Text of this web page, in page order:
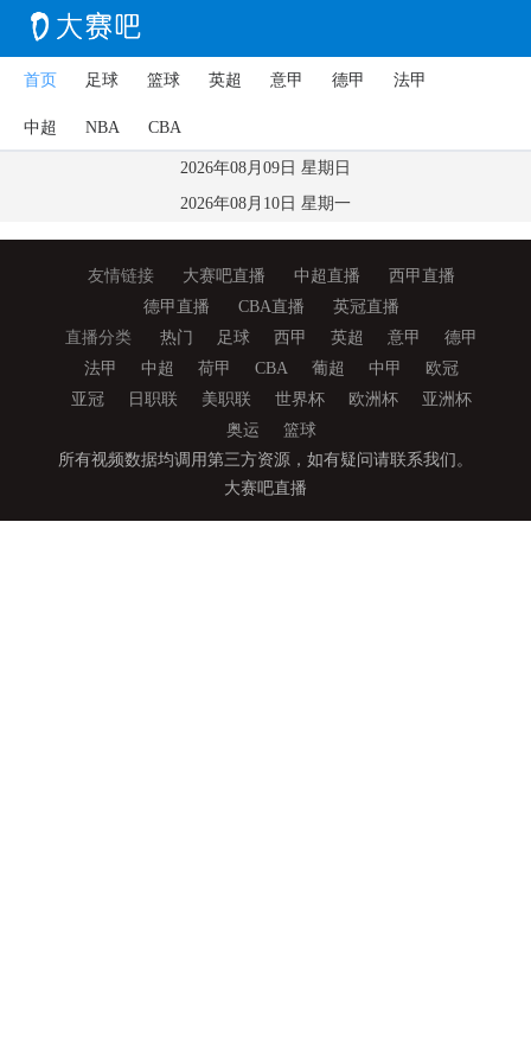
首页 足球 篮球 英超 意甲 德甲 法甲
中超 NBA CBA
2026年08月09日 星期日
2026年08月10日 星期一
友情链接 大赛吧直播 中超直播
西甲直播
德甲直播
CBA直播
英冠直播
直播分类
热门 足球 西甲 英超 意甲
德甲
法甲
中超 荷甲 CBA 葡超 中甲
欧冠
亚冠
日职联 美职联 世界杯 欧洲杯
亚洲杯
奥运
篮球
所有视频数据均调用第三方资源，如有疑问请联系我们。
大赛吧直播